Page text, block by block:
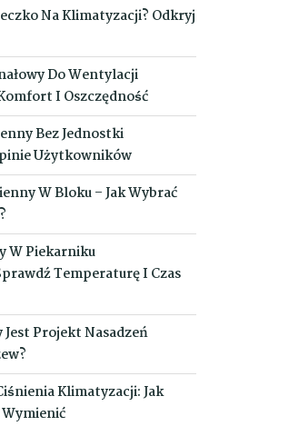
Na Klimatyzacji? Odkryj
Do Wentylacji
I Oszczędność
Bez Jednostki
Użytkowników
W Bloku – Jak Wybrać
W Piekarniku
Temperaturę I Czas
Projekt Nasadzeń
Klimatyzacji: Jak
Wymienić